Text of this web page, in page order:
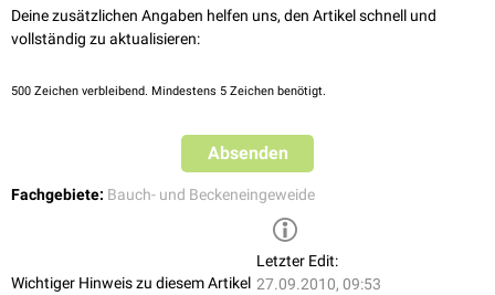
Fäzes sicher einzuschätzen.
Deine zusätzlichen Angaben helfen uns, den Artikel schnell und
vollständig zu aktualisieren:
500 Zeichen verbleibend. Mindestens 5 Zeichen benötigt.
Absenden
Fachgebiete: Bauch- und Beckeneingeweide
Wichtiger Hinweis zu diesem Artikel
Letzter Edit:
27.09.2010, 09:53